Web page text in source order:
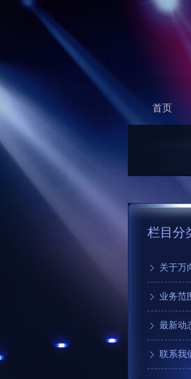
首页
栏目分
关于万
业务范
最新动
联系我